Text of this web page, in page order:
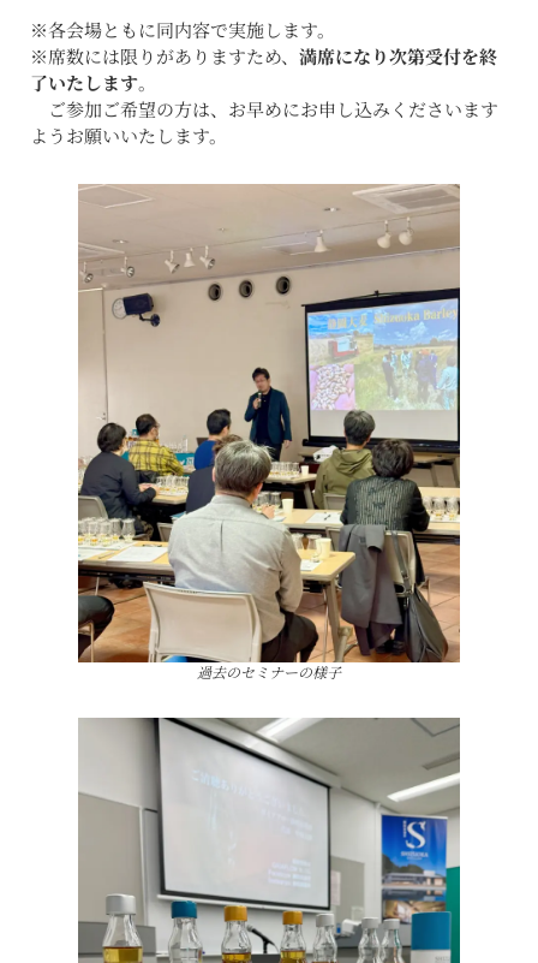
※各会場ともに同内容で実施します。
※席数には限りがありますため、 満席になり次第受付を終
了いたします。
ご参加ご希望の方は、お早めにお申し込みくださいます
ようお願いいたします。
過去のセミナーの様子